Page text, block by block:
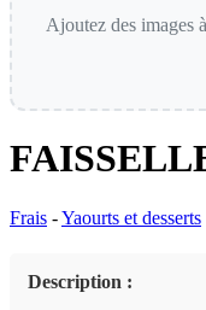
Ajoutez des images
Frais -Yaourts et desserts
Description :